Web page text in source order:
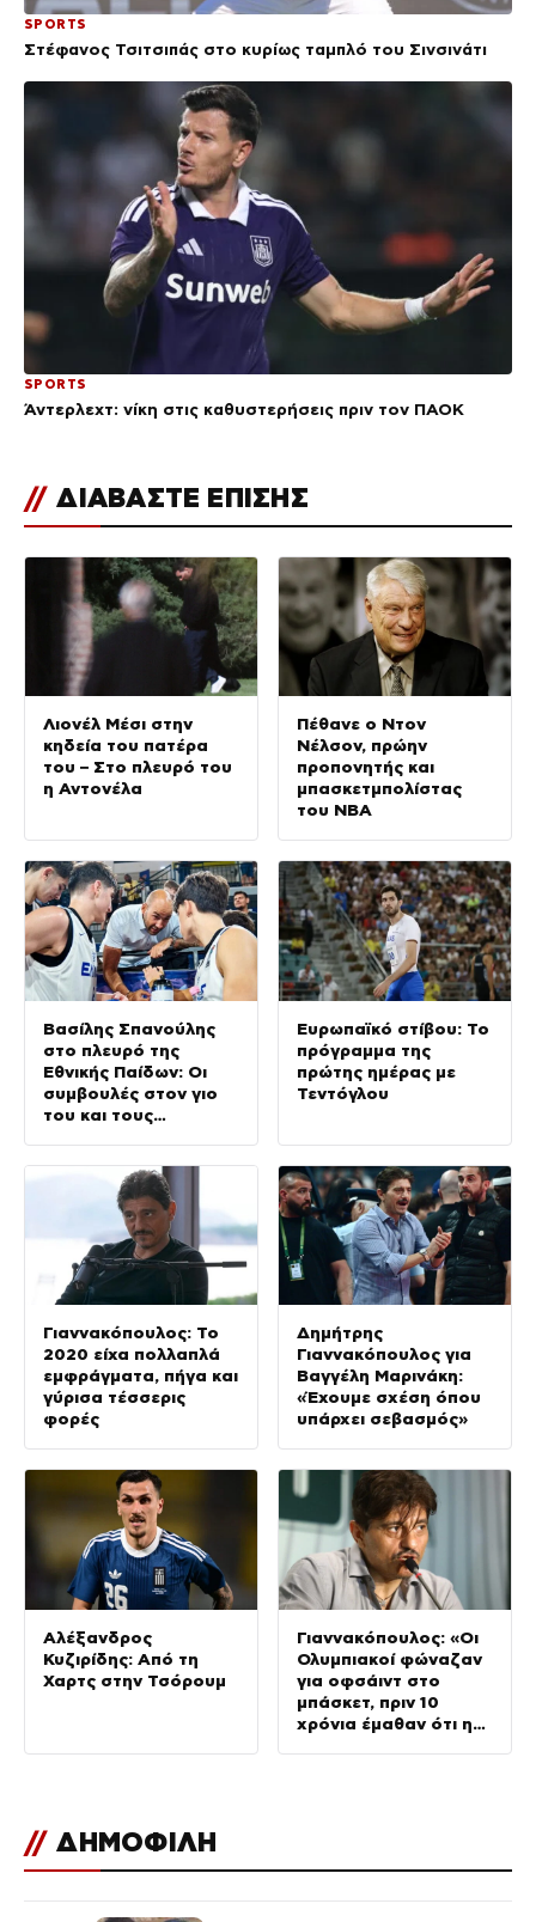
SPORTS
Στέφανος Τσιτσιπάς στο κυρίως ταμπλό του Σινσινάτι
SPORTS
Άντερλεχτ: νίκη στις καθυστερήσεις πριν τον ΠΑΟΚ
// ΔΙΑΒΑΣΤΕ ΕΠΙΣΗΣ
Λιονέλ Μέσι στην
κηδεία του πατέρα
του – Στο πλευρό του
η Αντονέλα
Πέθανε ο Ντον
Νέλσον, πρώην
προπονητής και
μπασκετμπολίστας
του NBA
Βασίλης Σπανούλης
στο πλευρό της
Εθνικής Παίδων: Οι
συμβουλές στον γιο
του και τους
Ευρωπαϊκό στίβου: Το
πρόγραμμα της
πρώτης ημέρας με
Τεντόγλου
Γιαννακόπουλος: Το
2020 είχα πολλαπλά
εμφράγματα, πήγα και
γύρισα τέσσερις
φορές
Δημήτρης
Γιαννακόπουλος για
Βαγγέλη Μαρινάκη:
«Έχουμε σχέση όπου
υπάρχει σεβασμός»
Αλέξανδρος
Κυζιρίδης: Από τη
Χαρτς στην Τσόρουμ
Γιαννακόπουλος: «Οι
Ολυμπιακοί φώναζαν
για οφσάιντ στο
μπάσκετ, πριν 10
χρόνια έμαθαν ότι η
// ΔΗΜΟΦΙΛΗ